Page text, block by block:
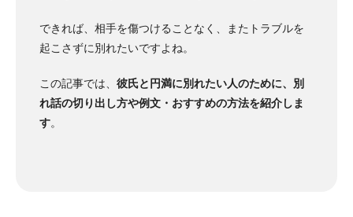
できれば、相手を傷つけることなく、またトラブルを
起こさずに別れたいですよね。
この記事では、 彼氏と円満に別れたい人のために、別
れ話の切り出し方や例文・おすすめの方法を紹介しま
す。